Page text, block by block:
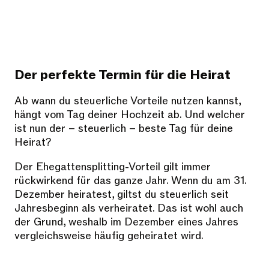
Der perfekte Termin für die Heirat
Ab wann du steuerliche Vorteile nutzen kannst,
hängt vom Tag deiner Hochzeit ab. Und welcher
ist nun der – steuerlich – beste Tag für deine
Heirat?
Der Ehegattensplitting-Vorteil gilt immer
rückwirkend für das ganze Jahr. Wenn du am 31.
Dezember heiratest, giltst du steuerlich seit
Jahresbeginn als verheiratet. Das ist wohl auch
der Grund, weshalb im Dezember eines Jahres
vergleichsweise häufig geheiratet wird.